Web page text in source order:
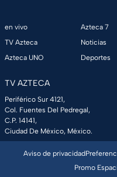
en vivo
TV Azteca
Azteca UNO
Azteca 7
Noticias
Deportes
TV AZTECA
Periférico Sur 4121,
Col. Fuentes Del Pedregal,
C.P. 14141,
Ciudad De México, México.
Aviso de privacidad
Promo